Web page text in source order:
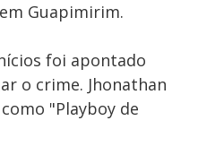
Guapimirim.
foi apontado
o crime. Jhonathan
"Playboy de